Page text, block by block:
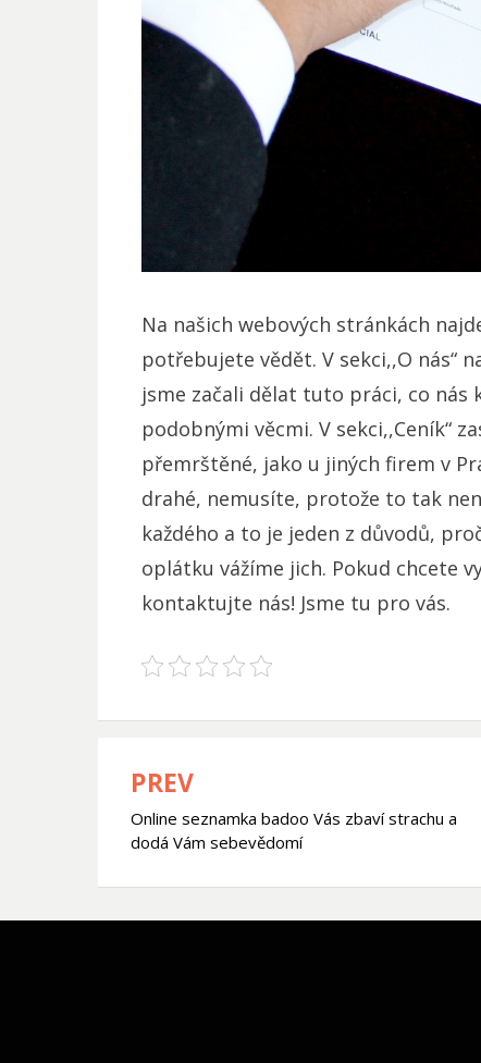
Na našich webových stránkách
potřebujete vědět. V sekci,,O nás“
jsme začali dělat tuto práci, co
podobnými věcmi. V sekci,,Ceník“
přemrštěné, jako u jiných firem v
drahé, nemusíte, protože to tak
každého a to je jeden z důvodů,
oplátku vážíme jich. Pokud chcete
kontaktujte nás! Jsme tu pro vás.
Navigace
pro
PREV
Online seznamka badoo Vás zbaví strachu a
dodá Vám sebevědomí